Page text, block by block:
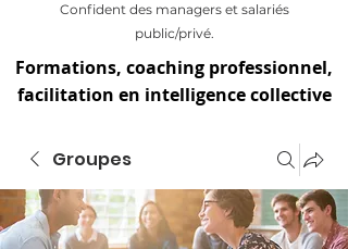
Confident des managers et salariés
public/privé.
Formations, coaching professionnel,
facilitation en intelligence collective
Groupes